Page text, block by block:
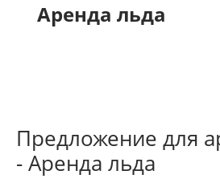
Аренда льда
Предложение для
- Аренда льда